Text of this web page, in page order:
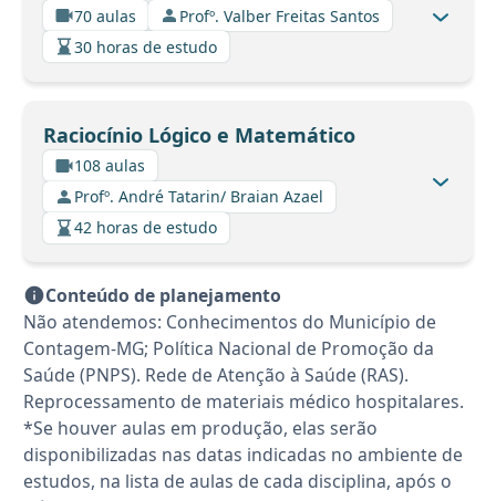
70 aulas
Profº. Valber Freitas Santos
30 horas de estudo
Raciocínio Lógico e Matemático
108 aulas
Profº. André Tatarin/ Braian Azael
42 horas de estudo
Conteúdo de planejamento
Não atendemos: Conhecimentos do Município de
Contagem-MG; Política Nacional de Promoção da
Saúde (PNPS). Rede de Atenção à Saúde (RAS).
Reprocessamento de materiais médico hospitalares.
*Se houver aulas em produção, elas serão
disponibilizadas nas datas indicadas no ambiente de
estudos, na lista de aulas de cada disciplina, após o